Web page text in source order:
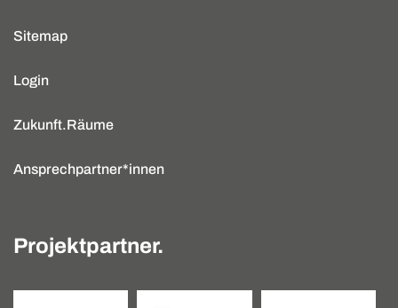
Sitemap
Login
Zukunft.Räume
Ansprechpartner*innen
Projektpartner.